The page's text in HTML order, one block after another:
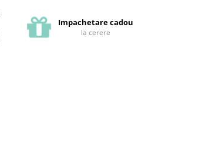
Impachetare cadou
la cerere